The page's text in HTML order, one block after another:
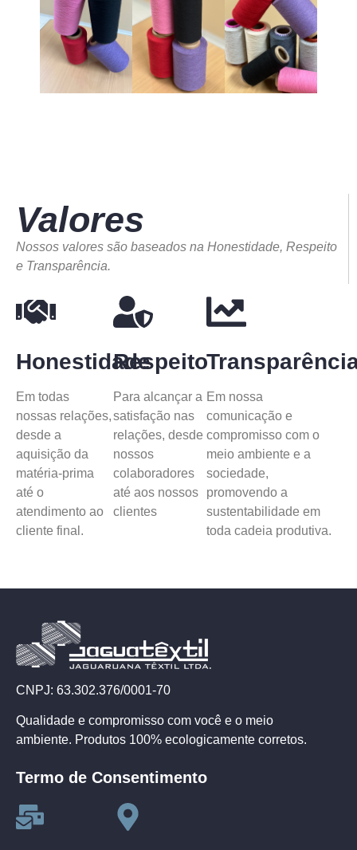
Valores
Nossos valores são baseados na Honestidade, Respeito
e Transparência.
Honestidade
Em todas
nossas relações,
desde a
aquisição da
matéria-prima
até o
atendimento ao
cliente final.
Respeito
Para alcançar a
satisfação nas
relações, desde
nossos
colaboradores
até aos nossos
clientes
Em nossa
comunicação e
compromisso com o
meio ambiente e a
sociedade,
promovendo a
sustentabilidade em
toda cadeia produtiva.
CNPJ: 63.302.376/0001-70
Qualidade e compromisso com você e o meio
ambiente. Produtos 100% ecologicamente corretos.
Termo de Consentimento